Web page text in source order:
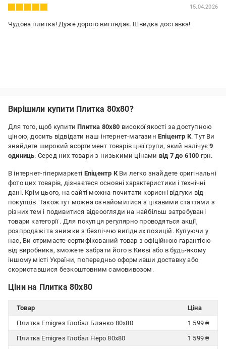
15.04.2026
Чудова плитка! Дуже дорого виглядає. Швидка доставка!
Вирішили купити Плитка 80х80?
Для того, щоб купитиПлитка 80х80 високої якості за доступною
ціною, досить відвідати наш інтернет-магазин Епіцентр К. Тут Ви
знайдете широкий асортимент товарів цієї групи, який налічує9
одиниць. Серед них товари з низькими цінами від 7 до 6100 грн.
В інтернет-гіпермаркеті Епіцентр КВи легко знайдете оригінальні
фото цих товарів, дізнаєтеся основні характеристики і технічні
дані. Крім цього, на сайті можна почитати корисні відгуки від
покупців. Також тут можна ознайомитися з цікавими статтями з
різних тем і подивитися відеоогляди на найбільш затребувані
товари категорії . Для покупця регулярно проводяться акції,
розпродажі та знижки з безліччю вигідних позицій. Купуючи у
нас, Ви отримаєте сертифікований товар з офіційною гарантією
від виробника, зможете забрати його в Києві або в будь-якому
іншому місті України, попередньо оформивши доставку або
скориставшися безкоштовним самовивозом.
Ціни на Плитка 80х80
Товар
Ціна
Плитка Emigres Глобал Бланко 80x80
1 599 ₴
Плитка Emigres Глобал Неро 80x80
1 599 ₴